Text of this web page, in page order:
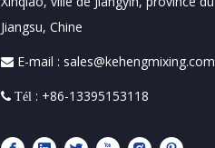
Jiangsu, Chine
 E-mail : sales@kehengmixing.com
 Tél : +86-13395153118